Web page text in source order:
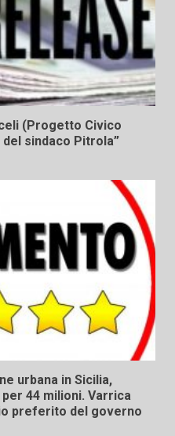
(Progetto Civico
del sindaco Pitrola”
urbana in Sicilia,
44 milioni. Varrica
preferito del governo